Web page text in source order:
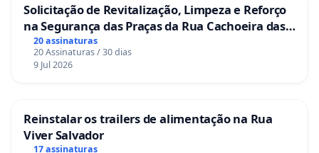
Solicitação de Revitalização, Limpeza e Reforço
na Segurança das Praças da Rua Cachoeira das
Sete Ilhas
20 assinaturas
20 Assinaturas / 30 dias
9 Jul 2026
Reinstalar os trailers de alimentação na Rua
Viver Salvador
17 assinaturas